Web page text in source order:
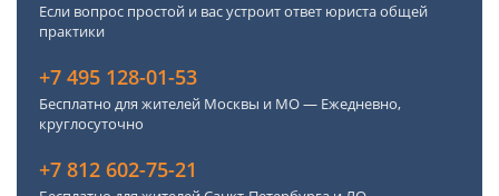
Если вопрос простой и вас устроит ответ юриста общей
практики
+7 495 128-01-53
Бесплатно для жителей Москвы и МО — Ежедневно,
круглосуточно
+7 812 602-75-21